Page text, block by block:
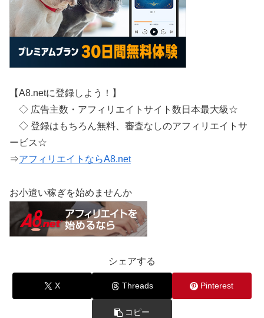
【A8.netに登録しよう！】
◇ 広告主数・アフィリエイトサイト数日本最大級☆
◇ 登録はもちろん無料、審査なしのアフィリエイトサ
ービス☆
⇒アフィリエイトならA8.net
お小遣い稼ぎを始めませんか
シェアする
X Threads Pinterest
コピー